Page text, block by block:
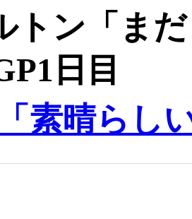
トン「ま
日目
素晴らし